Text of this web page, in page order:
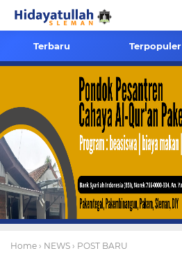
Terbaru Terpopuler
Home › NEWS › POST BARU